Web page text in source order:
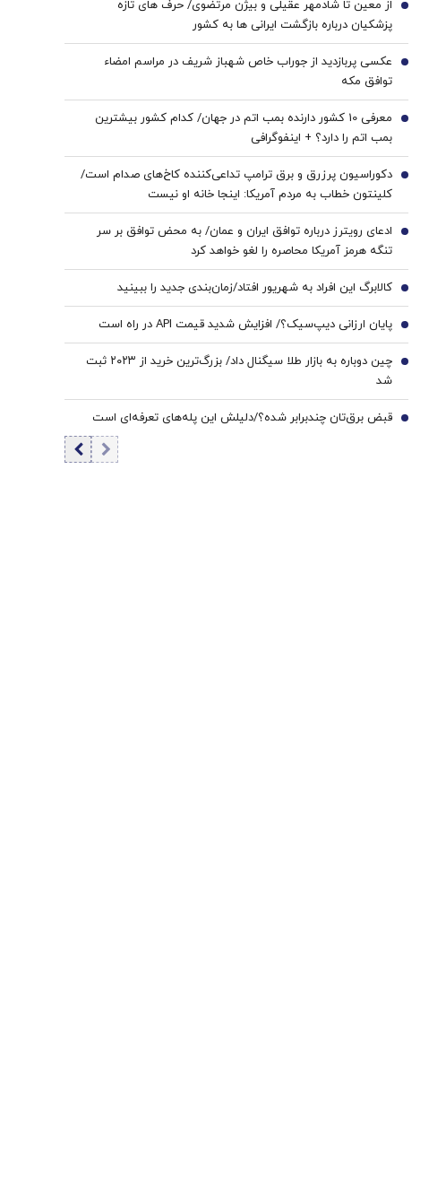
از معین تا شادمهر عقیلی و بیژن مرتضوی/ حرف های تازه
پزشکیان درباره بازگشت ایرانی ها به کشور
2
عکسی پربازدید از جوراب‌ خاص شهباز شریف در مراسم امضاء
توافق‌ مکه
3
معرفی 10 کشور دارنده بمب اتم در جهان/ کدام کشور بیشترین
بمب اتم را دارد؟ + اینفوگرافی
4
دکوراسیون پرزرق‌ و برق ترامپ تداعی‌کننده کاخ‌های صدام است/
کلینتون خطاب به مردم آمریکا: اینجا خانه او نیست
5
ادعای رویترز درباره توافق ایران و عمان/ به محض توافق بر سر
تنگه هرمز آمریکا محاصره را لغو خواهد کرد
6
کالابرگ این افراد به شهریور افتاد/زمان‌بندی جدید را ببینید 7
پایان ارزانی دیپ‌سیک؟/ افزایش شدید قیمت API در راه است 8
چین دوباره به بازار طلا سیگنال داد/ بزرگ‌ترین خرید از ۲۰۲۳ ثبت
شد
9
قبض برق‌تان چندبرابر شده؟/دلیلش این پله‌های تعرفه‌ای است 10